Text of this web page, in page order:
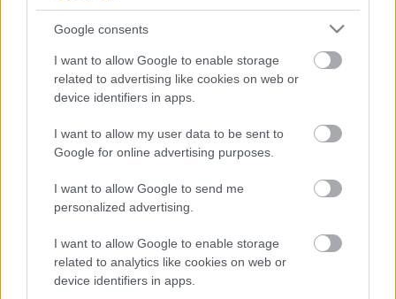
Google consents
I want to allow Google to enable storage
related to advertising like cookies on web or
device identifiers in apps.
I want to allow my user data to be sent to
Google for online advertising purposes.
I want to allow Google to send me
personalized advertising.
I want to allow Google to enable storage
related to analytics like cookies on web or
device identifiers in apps.
Koppintják Galambos Fecó FISM pénz
rutinját
jutalmazott produkcióját. 2:15-től a koppintás. Még
a zene is ugyanaz!